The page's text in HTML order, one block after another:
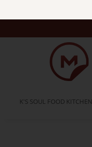
K'S SOUL FOOD KITCHEN